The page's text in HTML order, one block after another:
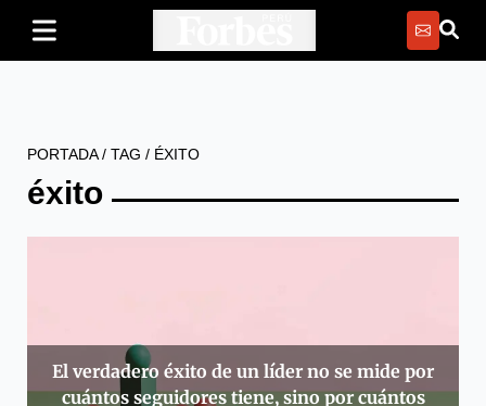
PORTADA/ TAG / ÉXITO
éxito
El verdadero éxito de un líder no se mide por
cuántos seguidores tiene, sino por cuántos